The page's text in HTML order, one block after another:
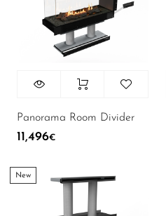
Panorama Room Divider
11,496€
New